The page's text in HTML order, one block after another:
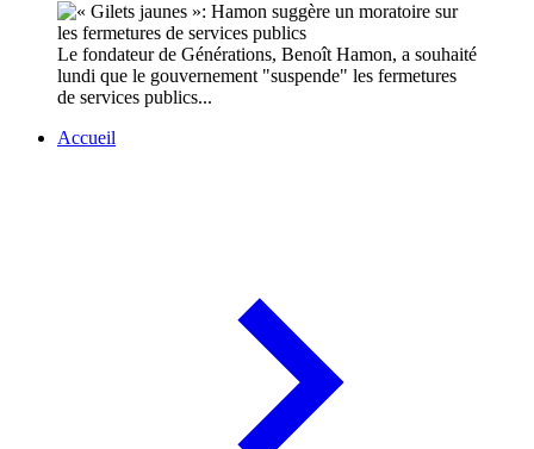
Le fondateur de Générations, Benoît Hamon, a souhaité
lundi que le gouvernement "suspende" les fermetures
de services publics...
Accueil